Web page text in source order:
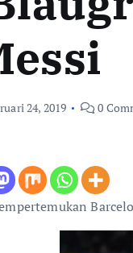
24, 2019 0